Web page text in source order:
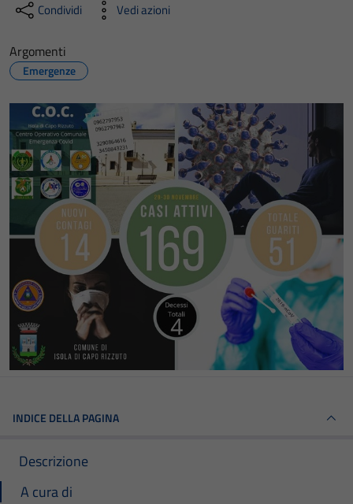
Condividi Vedi azioni
Argomenti
Emergenze
INDICE DELLA PAGINA
Descrizione
A cura di